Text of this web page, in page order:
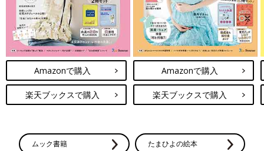
Amazonで購入
楽天ブックスで購入
Amazonで購入
楽天ブックスで購入
ムック書籍 たまひよの絵本